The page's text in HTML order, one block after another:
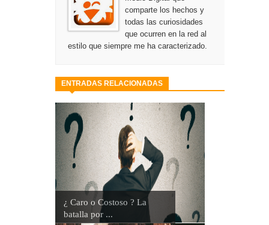
comparte los hechos y
todas las curiosidades
que ocurren en la red al
estilo que siempre me ha caracterizado.
ENTRADAS RELACIONADAS
¿ Caro o Costoso ? La
batalla por ...